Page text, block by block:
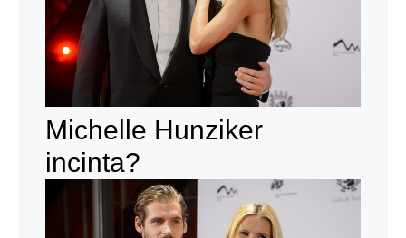
Michelle Hunziker
incinta?